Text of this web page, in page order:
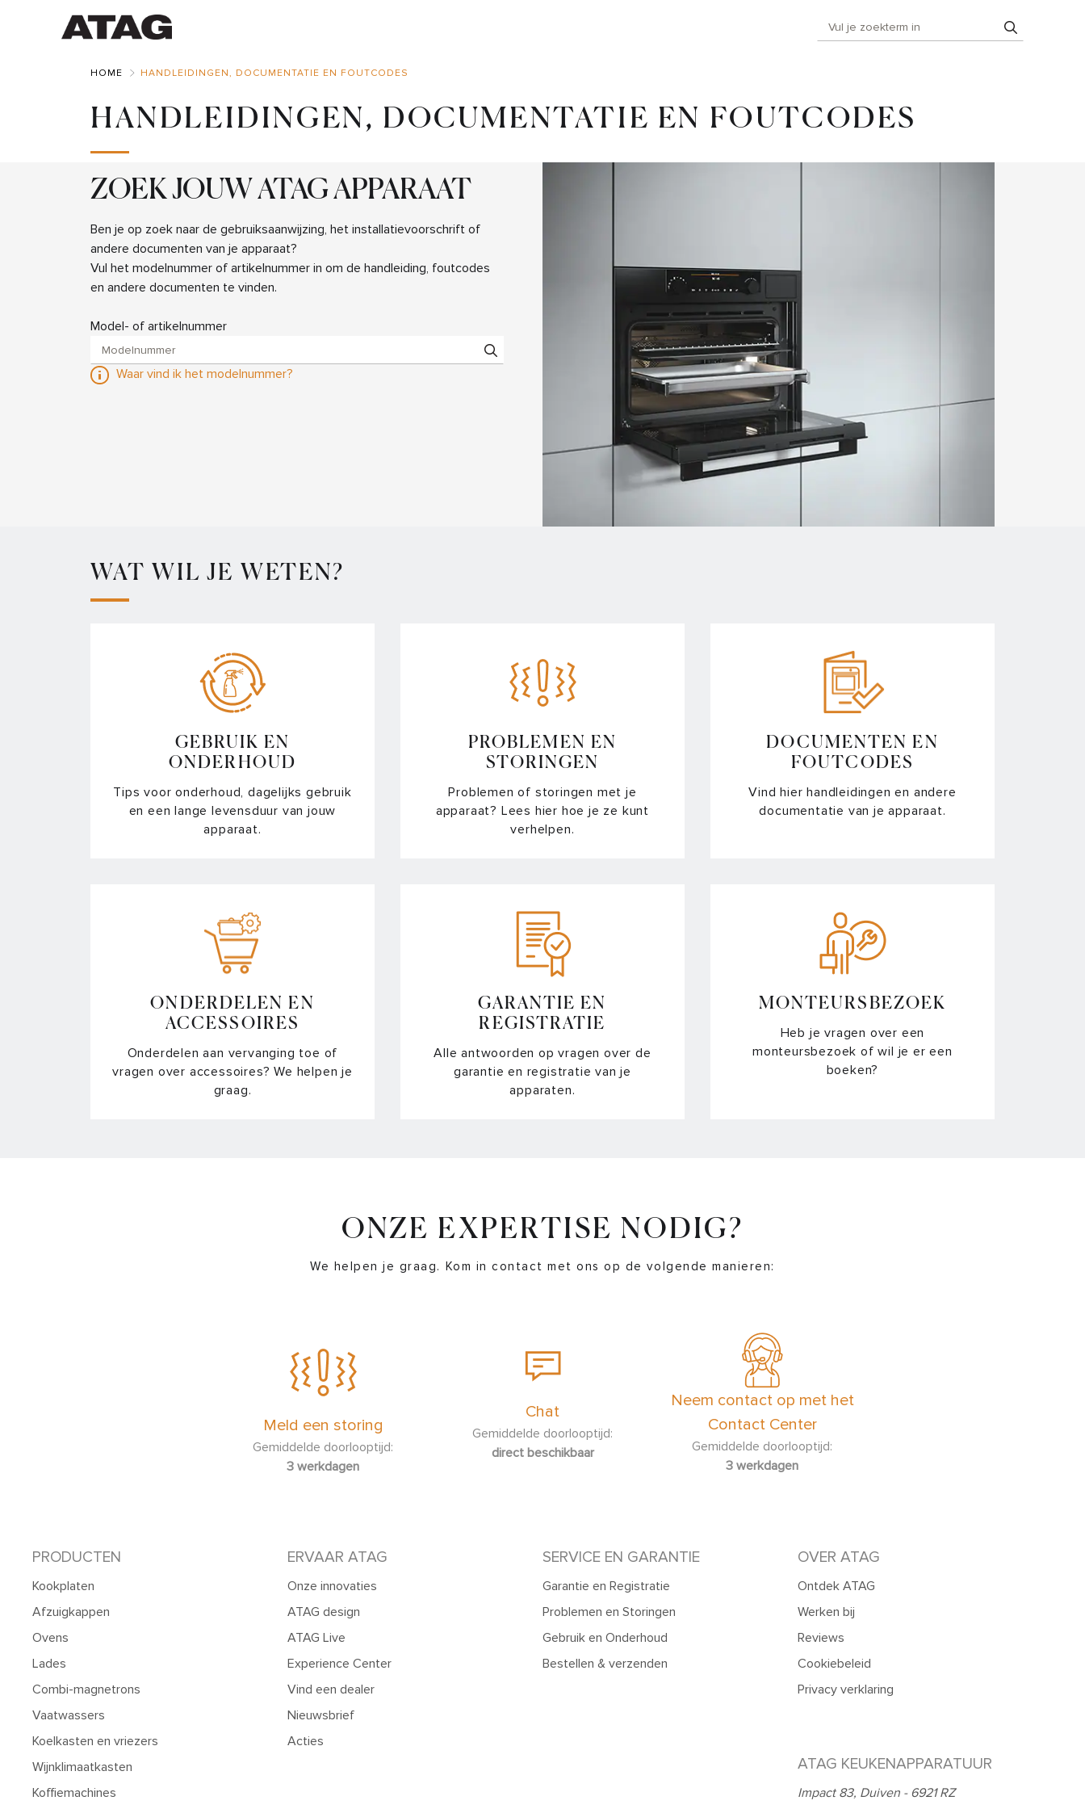
HOME HANDLEIDINGEN, DOCUMENTATIE EN FOUTCODES
HANDLEIDINGEN, DOCUMENTATIE EN FOUTCODES
ZOEK JOUW ATAG APPARAAT
Ben je op zoek naar de gebruiksaanwijzing, het installatievoorschrift of
andere documenten van je apparaat?
Vul het modelnummer of artikelnummer in om de handleiding, foutcodes
en andere documenten te vinden.
Model- of artikelnummer
Waar vind ik het modelnummer?
WAT WIL JE WETEN?
GEBRUIK EN
ONDERHOUD
Tips voor onderhoud, dagelijks gebruik
en een lange levensduur van jouw
apparaat.
PROBLEMEN EN
STORINGEN
Problemen of storingen met je
apparaat? Lees hier hoe je ze kunt
verhelpen.
DOCUMENTEN EN
FOUTCODES
Vind hier handleidingen en andere
documentatie van je apparaat.
ONDERDELEN EN
ACCESSOIRES
Onderdelen aan vervanging toe of
vragen over accessoires? We helpen je
graag.
GARANTIE EN
REGISTRATIE
Alle antwoorden op vragen over de
garantie en registratie van je
apparaten.
MONTEURSBEZOEK
Heb je vragen over een
monteursbezoek of wil je er een
boeken?
ONZE EXPERTISE NODIG?
We helpen je graag. Kom in contact met ons op de volgende manieren:
Meld een storing
Gemiddelde doorlooptijd:
3 werkdagen
Chat
Gemiddelde doorlooptijd:
direct beschikbaar
Neem contact op met het
Contact Center
Gemiddelde doorlooptijd:
3 werkdagen
PRODUCTEN
Kookplaten
Afzuigkappen
Ovens
Lades
Combi-magnetrons
Vaatwassers
Koelkasten en vriezers
Wijnklimaatkasten
Koffiemachines
ERVAAR ATAG
Onze innovaties
ATAG design
ATAG Live
Experience Center
Vind een dealer
Nieuwsbrief
Acties
SERVICE EN GARANTIE
Garantie en Registratie
Problemen en Storingen
Gebruik en Onderhoud
Bestellen & verzenden
OVER ATAG
Ontdek ATAG
Werken bij
Reviews
Cookiebeleid
Privacy verklaring
ATAG KEUKENAPPARATUUR
Impact 83, Duiven - 6921 RZ